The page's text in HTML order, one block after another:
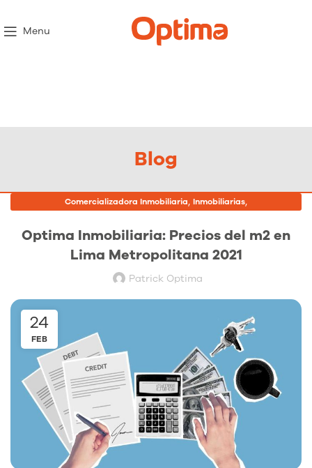
Menu
Blog
Comercializadora Inmobiliaria, Inmobiliarias,
Optima Inmobiliaria: Precios del m2 en
Lima Metropolitana 2021
Patrick Optima
24
FEB